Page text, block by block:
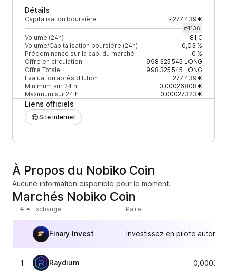
Détails
Capitalisation boursière - 277 439 €
#4136
Volume (24h)
81 €
Volume/Capitalisation boursière (24h)
0,03 %
Prédominance sur la cap. du marché
0 %
Offre en circulation
998 325 545 LONG
Offre Totale
998 325 545 LONG
Évaluation après dilution
277 439 €
Minimum sur 24 h
0,00026808 €
Maximum sur 24 h
0,00027323 €
Liens officiels
Site internet
À Propos du Nobiko Coin
Aucune information disponible pour le moment.
Marchés Nobiko Coin
# Exchange Paire
Finary Invest Investissez en pilote
1 Raydium